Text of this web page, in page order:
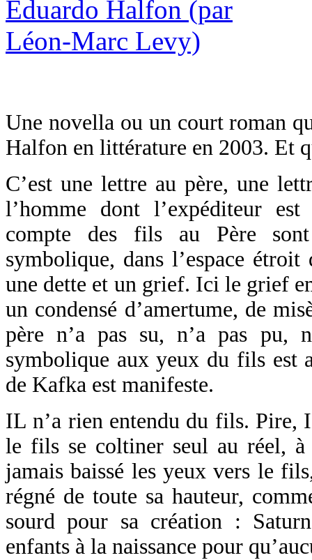
Une novella ou un court roman
Halfon en littérature en 2003. Et
C’est une lettre au père, une
l’homme dont l’expéditeur
compte des fils au Père
symbolique, dans l’espace
une dette et un grief. Ici le grief
un condensé d’amertume, de
père n’a pas su, n’a pas pu,
symbolique aux yeux du fils est
de Kafka est manifeste.
IL n’a rien entendu du fils. Pire,
le fils se coltiner seul au réel,
jamais baissé les yeux vers le
régné de toute sa hauteur,
sourd pour sa création :
enfants à la naissance pour